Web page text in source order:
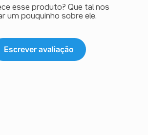
esse produto? Que tal nos
um pouquinho sobre ele.
Escrever avaliação